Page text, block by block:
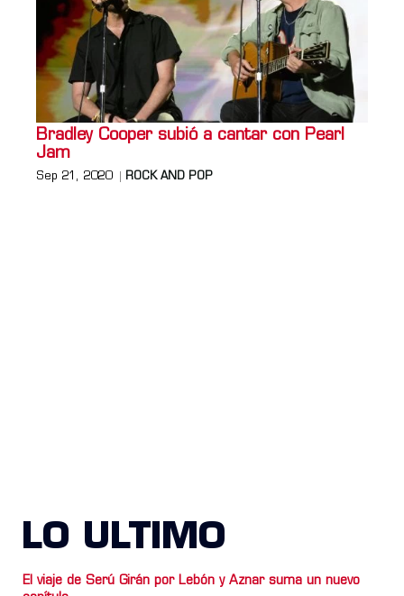
Bradley Cooper subió a cantar con Pearl
Jam
Sep 21, 2020 ROCK AND POP
LO ULTIMO
El viaje de Serú Girán por Lebón y Aznar suma un nuevo